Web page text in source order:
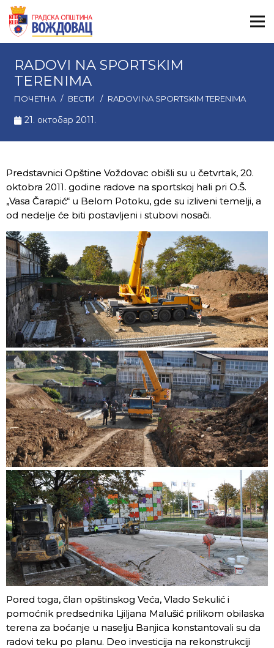
RADOVI NA SPORTSKIM
TERENIMA
ПОЧЕТНА / ВЕСТИ / RADOVI NA SPORTSKIM TERENIMA
21. октобар 2011.
Predstavnici Opštine Voždovac obišli su u četvrtak, 20.
oktobra 2011. godine radove na sportskoj hali pri O.Š.
„Vasa Čarapić“ u Belom Potoku, gde su izliveni temelji, a
od nedelje će biti postavljeni i stubovi nosači.
Pored toga, član opštinskog Veća, Vlado Sekulić i
pomoćnik predsednika Ljiljana Malušić prilikom obilaska
terena za boćanje u naselju Banjica konstantovali su da
radovi teku po planu. Deo investicija na rekonstrukciji